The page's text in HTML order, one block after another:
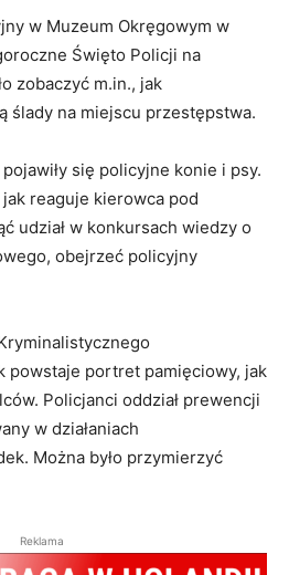
w Muzeum Okręgowym w
Święto Policji na
zobaczyć m.in., jak
ślady na miejscu przestępstwa.
się policyjne konie i psy.
reaguje kierowca pod
udział w konkursach wiedzy o
obejrzeć policyjny
powstaje portret pamięciowy, jak
Policjanci oddział prewencji
w działaniach
Można było przymierzyć
Reklama